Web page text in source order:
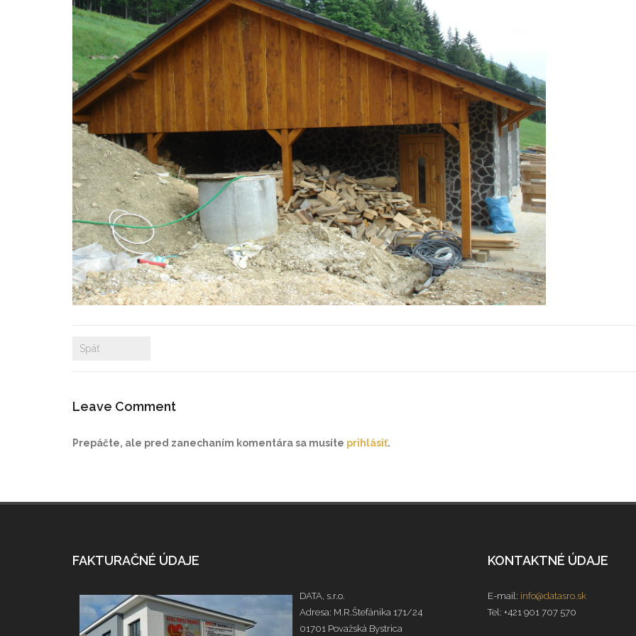
Späť
Leave Comment
Prepáčte, ale pred zanechaním komentára sa musíte prihlásiť.
FAKTURAČNÉ ÚDAJE
DATA, s.r.o.
Adresa: M.R.Štefánika 171/24
01701 Považská Bystrica
KONTAKTNÉ ÚDAJE
E-mail: info@datasro.sk
Tel: +421 901 707 570